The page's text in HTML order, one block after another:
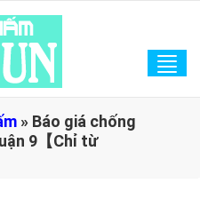
» Báo giá chống
9【Chỉ từ